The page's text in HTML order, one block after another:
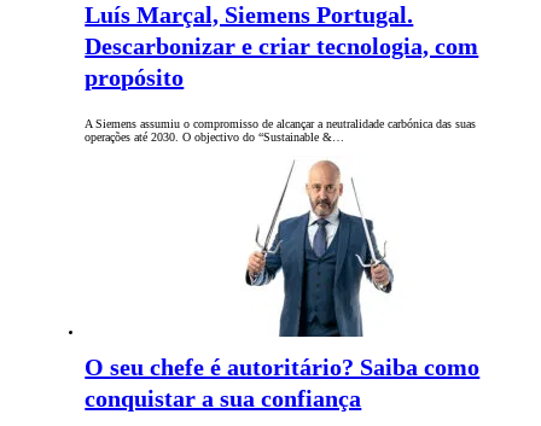
Luís Marçal, Siemens Portugal.
Descarbonizar e criar tecnologia, com
propósito
A Siemens assumiu o compromisso de alcançar a neutralidade carbónica das suas
operações até 2030. O objectivo do “Sustainable &…
O seu chefe é autoritário? Saiba como
conquistar a sua confiança